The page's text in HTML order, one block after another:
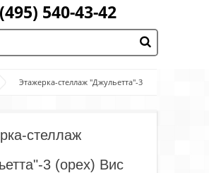
540-43-42
Этажерка-стеллаж "Джульетта"-3
стеллаж
3 (орех) Вис